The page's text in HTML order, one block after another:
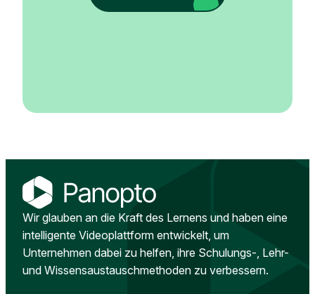
Wir glauben an die Kraft des Lernens und haben eine
intelligente Videoplattform entwickelt, um
Unternehmen dabei zu helfen, ihre Schulungs-, Lehr-
und Wissensaustauschmethoden zu verbessern.